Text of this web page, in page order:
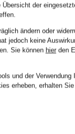
€
der
ändern oder
jedoch keine
Sie können hierden
und der Verwendung
erheben, erhalten